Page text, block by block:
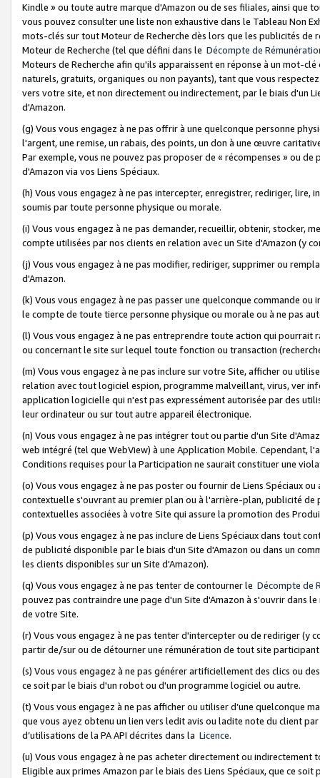
Kindle » ou toute autre marque d'Amazon ou de ses filiales, ainsi que
vous pouvez consulter une liste non exhaustive dans le Tableau Non
mots-clés sur tout Moteur de Recherche dès lors que les publicités de
Moteur de Recherche (tel que défini dans le Décompte de
Moteurs de Recherche afin qu'ils apparaissent en réponse à un mot-
naturels, gratuits, organiques ou non payants), tant que vous
vers votre site, et non directement ou indirectement, par le biais d'un
d'Amazon.
(g) Vous vous engagez à ne pas offrir à une quelconque personne
l'argent, une remise, un rabais, des points, un don à une œuvre
Par exemple, vous ne pouvez pas proposer de « récompenses » ou
d'Amazon via vos Liens Spéciaux.
(h) Vous vous engagez à ne pas intercepter, enregistrer, rediriger,
soumis par toute personne physique ou morale.
(i) Vous vous engagez à ne pas demander, recueillir, obtenir, stocker,
compte utilisées par nos clients en relation avec un Site d'Amazon (y
(j) Vous vous engagez à ne pas modifier, rediriger, supprimer ou
d'Amazon.
(k) Vous vous engagez à ne pas passer une quelconque commande
le compte de toute tierce personne physique ou morale ou à ne pas
(l) Vous vous engagez à ne pas entreprendre toute action qui
ou concernant le site sur lequel toute fonction ou transaction
(m) Vous vous engagez à ne pas inclure sur votre Site, afficher ou
relation avec tout logiciel espion, programme malveillant, virus, ver
application logicielle qui n'est pas expressément autorisée par des
leur ordinateur ou sur tout autre appareil électronique.
(n) Vous vous engagez à ne pas intégrer tout ou partie d'un Site
web intégré (tel que WebView) à une Application Mobile. Cependant,
Conditions requises pour la Participation ne saurait constituer une
(o) Vous vous engagez à ne pas poster ou fournir de Liens Spéciaux
contextuelle s'ouvrant au premier plan ou à l'arrière-plan, publicité
contextuelles associées à votre Site qui assure la promotion des
(p) Vous vous engagez à ne pas inclure de Liens Spéciaux dans tout
de publicité disponible par le biais d'un Site d'Amazon ou dans un
les clients disponibles sur un Site d'Amazon).
(q) Vous vous engagez à ne pas tenter de contourner le Décompte de
pouvez pas contraindre une page d'un Site d'Amazon à s'ouvrir dans
de votre Site.
(r) Vous vous engagez à ne pas tenter d'intercepter ou de rediriger
partir de/sur ou de détourner une rémunération de tout site
(s) Vous vous engagez à ne pas générer artificiellement des clics ou
ce soit par le biais d'un robot ou d'un programme logiciel ou autre.
(t) Vous vous engagez à ne pas afficher ou utiliser d’une quelconque
que vous ayez obtenu un lien vers ledit avis ou ladite note du client
d’utilisations de la PA API décrites dans la Licence.
(u) Vous vous engagez à ne pas acheter directement ou
Eligible aux primes Amazon par le biais des Liens Spéciaux, que ce